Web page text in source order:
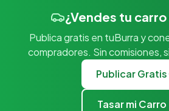
¿Vendes tu carro
Publica gratis en tuBurra y
compradores. Sin comisiones,
Publicar Gratis
Tasar mi Carro